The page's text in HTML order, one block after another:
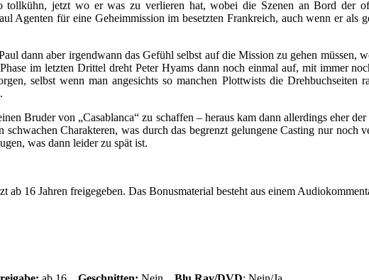
jetzt wo er was zu verlieren hat, wobei die Szenen an Bord der
Agenten für eine Geheimmission im besetzten Frankreich, auch wenn er
dann aber irgendwann das Gefühl selbst auf die Mission zu gehen müssen,
im letzten Drittel dreht Peter Hyams dann noch einmal auf, mit immer
selbst wenn man angesichts so manchen Plottwists die
Bruder von „Casablanca“ zu schaffen – heraus kam dann allerdings eher
Charakteren, was durch das begrenzt gelungene Casting nur
was dann leider zu spät ist.
16 Jahren freigegeben. Das Bonusmaterial besteht aus einem